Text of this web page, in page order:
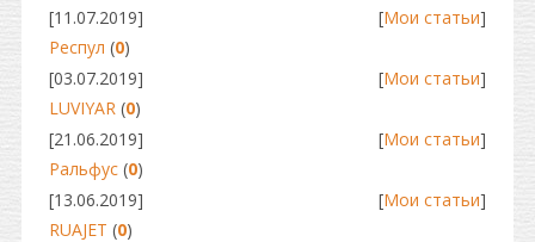
[11.07.2019]
[Мои статьи]
Респул (0)
[03.07.2019]
[Мои статьи]
LUVIYAR (0)
[21.06.2019]
[Мои статьи]
Ральфус (0)
[13.06.2019]
[Мои статьи]
RUAJET (0)